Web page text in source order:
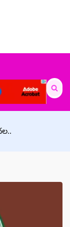
Search
for: